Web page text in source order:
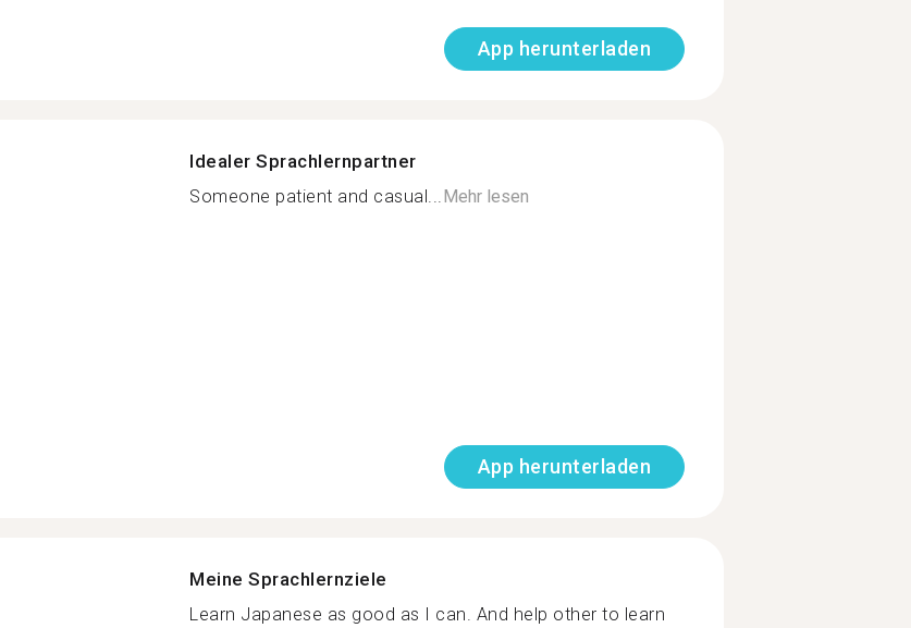
App herunterladen
Idealer Sprachlernpartner
Someone patient and casual...Mehr lesen
App herunterladen
Meine Sprachlernziele
Learn Japanese as good as I can. And help other to learn